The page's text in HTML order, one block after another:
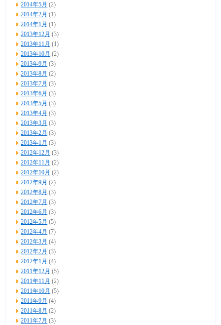
2014年5月 (2)
2014年2月 (1)
2014年1月 (1)
2013年12月 (3)
2013年11月 (1)
2013年10月 (2)
2013年9月 (3)
2013年8月 (2)
2013年7月 (3)
2013年6月 (3)
2013年5月 (3)
2013年4月 (3)
2013年3月 (3)
2013年2月 (3)
2013年1月 (3)
2012年12月 (3)
2012年11月 (2)
2012年10月 (2)
2012年9月 (2)
2012年8月 (3)
2012年7月 (3)
2012年6月 (3)
2012年5月 (5)
2012年4月 (7)
2012年3月 (4)
2012年2月 (3)
2012年1月 (4)
2011年12月 (5)
2011年11月 (2)
2011年10月 (5)
2011年9月 (4)
2011年8月 (2)
2011年7月 (3)